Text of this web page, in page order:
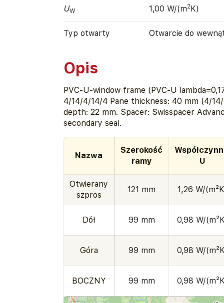
UW 1,00 W/(m2K)
Typ otwarty Otwarcie do
Opis
PVC-U-window frame (PVC-U
4/14/4/14/4 Pane thickness: 40 mm (4/
depth: 22 mm. Spacer: Swisspacer
secondary seal.
Nazwa
Szerokość
ramy
U
Otwierany
szpros
121 mm 1,26 W/
Dół 99 mm 0,98 W/
Góra 99 mm 0,98 W/
BOCZNY 99 mm 0,98 W/